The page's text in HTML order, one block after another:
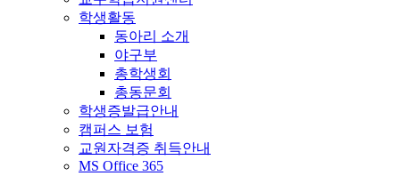
학생활동
동아리 소개
야구부
총학생회
총동문회
학생증발급안내
캠퍼스 보험
교원자격증 취득안내
MS Office 365